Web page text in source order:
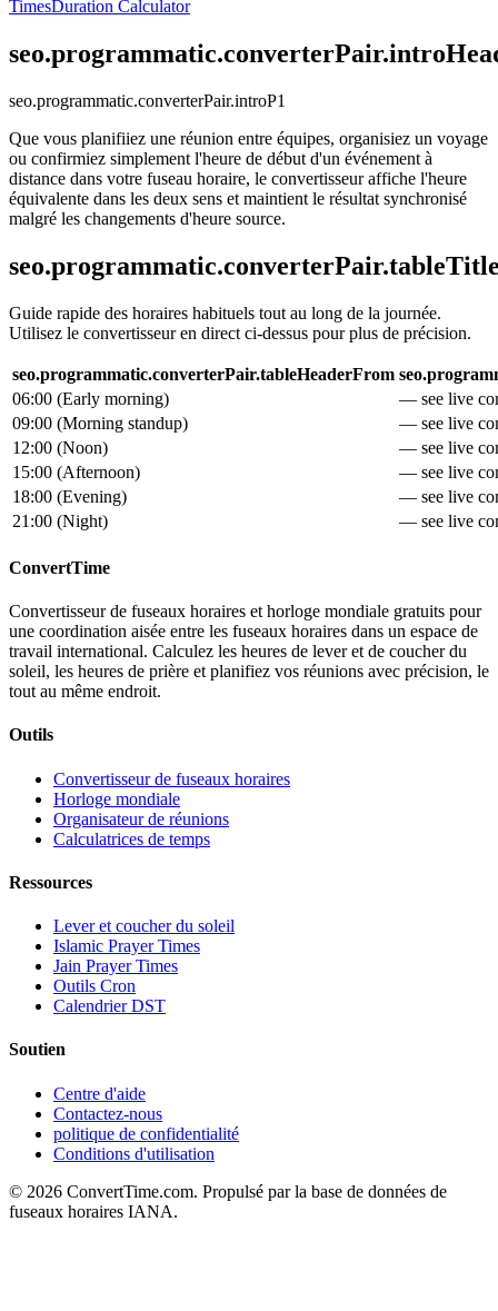
TimesDuration Calculator
seo.programmatic.converterPair.introP1
Que vous planifiiez une réunion entre équipes, organisiez un voyage
ou confirmiez simplement l'heure de début d'un événement à
distance dans votre fuseau horaire, le convertisseur affiche l'heure
équivalente dans les deux sens et maintient le résultat synchronisé
malgré les changements d'heure source.
Guide rapide des horaires habituels tout au long de la journée.
Utilisez le convertisseur en direct ci-dessus pour plus de précision.
seo.programmatic.converterPair.tableHeaderFrom
06:00 (Early morning)
— see live
09:00 (Morning standup)
— see live
12:00 (Noon)
— see live
15:00 (Afternoon)
— see live
18:00 (Evening)
— see live
21:00 (Night) — see live
ConvertTime
Convertisseur de fuseaux horaires et horloge mondiale gratuits pour
une coordination aisée entre les fuseaux horaires dans un espace de
travail international. Calculez les heures de lever et de coucher du
soleil, les heures de prière et planifiez vos réunions avec précision, le
tout au même endroit.
Outils
Convertisseur de fuseaux horaires
Horloge mondiale
Organisateur de réunions
Calculatrices de temps
Ressources
Lever et coucher du soleil
Islamic Prayer Times
Jain Prayer Times
Outils Cron
Calendrier DST
Soutien
Centre d'aide
Contactez-nous
politique de confidentialité
Conditions d'utilisation
© 2026 ConvertTime.com. Propulsé par la base de données de
fuseaux horaires IANA.